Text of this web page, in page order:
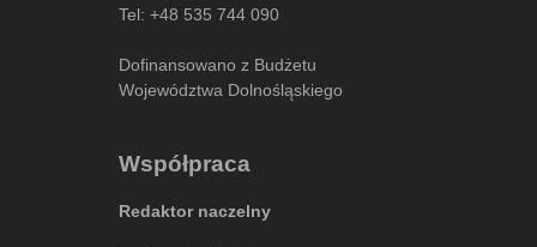
Tel: +48 535 744 090
Dofinansowano z Budżetu
Województwa Dolnośląskiego
Współpraca
Redaktor naczelny